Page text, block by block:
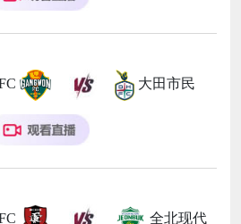
大田市民
全北现代